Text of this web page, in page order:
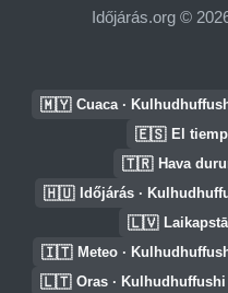
Időjárás.org ©
🇲🇾 Cuaca ·
🇪🇸 El
🇹🇷 Hava
🇭🇺 Időjárás ·
🇱🇻
🇮🇹 Meteo ·
🇱🇹 Oras · Kulhudhuffushi